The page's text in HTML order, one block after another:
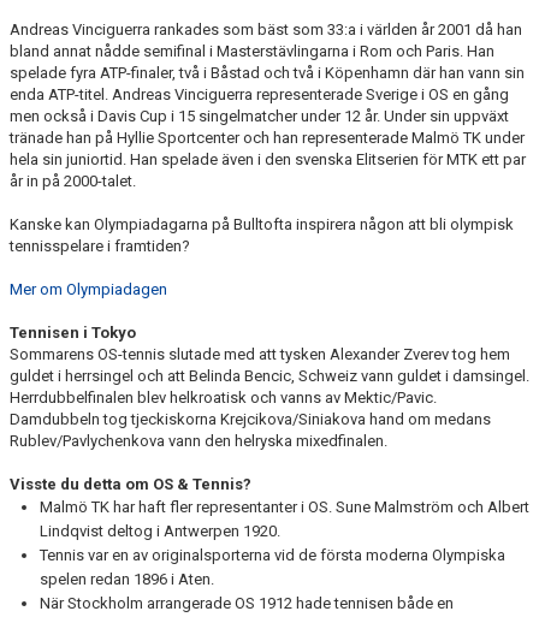
Andreas Vinciguerra rankades som bäst som 33:a i världen år 2001 då han
bland annat nådde semifinal i Masterstävlingarna i Rom och Paris. Han
spelade fyra ATP-finaler, två i Båstad och två i Köpenhamn där han vann sin
enda ATP-titel. Andreas Vinciguerra representerade Sverige i OS en gång
men också i Davis Cup i 15 singelmatcher under 12 år. Under sin uppväxt
tränade han på Hyllie Sportcenter och han representerade Malmö TK under
hela sin juniortid. Han spelade även i den svenska Elitserien för MTK ett par
år in på 2000-talet.
Kanske kan Olympiadagarna på Bulltofta inspirera någon att bli olympisk
tennisspelare i framtiden?
Mer om Olympiadagen
Tennisen i Tokyo
Sommarens OS-tennis slutade med att tysken Alexander Zverev tog hem
guldet i herrsingel och att Belinda Bencic, Schweiz vann guldet i damsingel.
Herrdubbelfinalen blev helkroatisk och vanns av Mektic/Pavic.
Damdubbeln tog tjeckiskorna Krejcikova/Siniakova hand om medans
Rublev/Pavlychenkova vann den helryska mixedfinalen.
Visste du detta om OS & Tennis?
Malmö TK har haft fler representanter i OS. Sune Malmström och Albert
Lindqvist deltog i Antwerpen 1920.
Tennis var en av originalsporterna vid de första moderna Olympiska
spelen redan 1896 i Aten.
När Stockholm arrangerade OS 1912 hade tennisen både en